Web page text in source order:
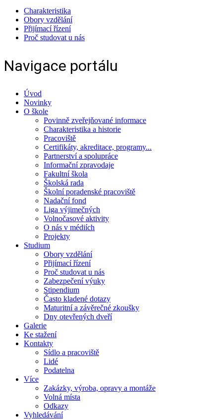
Charakteristika
Obory vzdělání
Přijímací řízení
Proč studovat u nás
Navigace portálu
Úvod
Novinky
O škole
Povinně zveřejňované informace
Charakteristika a historie
Pracoviště
Certifikáty, akreditace, programy...
Partnerství a spolupráce
Informační zpravodaje
Fakultní škola
Školská rada
Školní poradenské pracoviště
Nadační fond
Liga výjimečných
Volnočasové aktivity
O nás v médiích
Projekty
Studium
Obory vzdělání
Přijímací řízení
Proč studovat u nás
Zabezpečení výuky
Stipendium
Často kladené dotazy
Maturitní a závěrečné zkoušky
Dny otevřených dveří
Galerie
Ke stažení
Kontakty
Sídlo a pracoviště
Lidé
Podatelna
Více
Zakázky, výroba, opravy a montáže
Volná místa
Odkazy
Vyhledávání